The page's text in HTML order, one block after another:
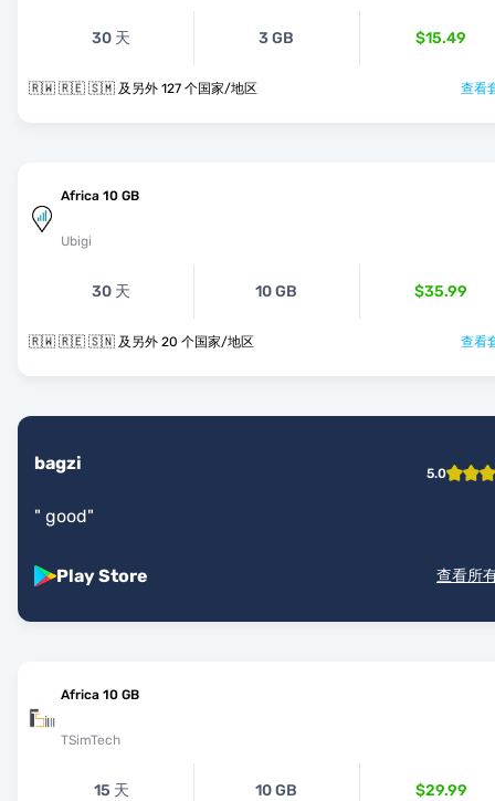
30 天 3 GB $15.49
🇷🇼 🇷🇪 🇸🇲 及另外 127 个国家/地区 查看
Africa 10 GB
Ubigi
30 天 10 GB $35.99
🇷🇼 🇷🇪 🇸🇳 及另外 20 个国家/地区 查看
bagzi 5.0
" good"
Play Store 查看所
Africa 10 GB
TSimTech
15 天 10 GB $29.99